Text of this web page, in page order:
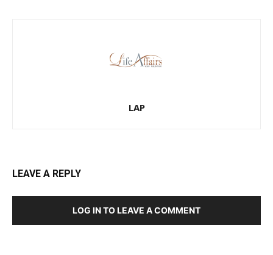
LAP
LEAVE A REPLY
LOG IN TO LEAVE A COMMENT